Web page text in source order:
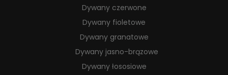
Dywany czerwone
Dywany fioletowe
Dywany granatowe
Dywany jasno-brązowe
Dywany łososiowe